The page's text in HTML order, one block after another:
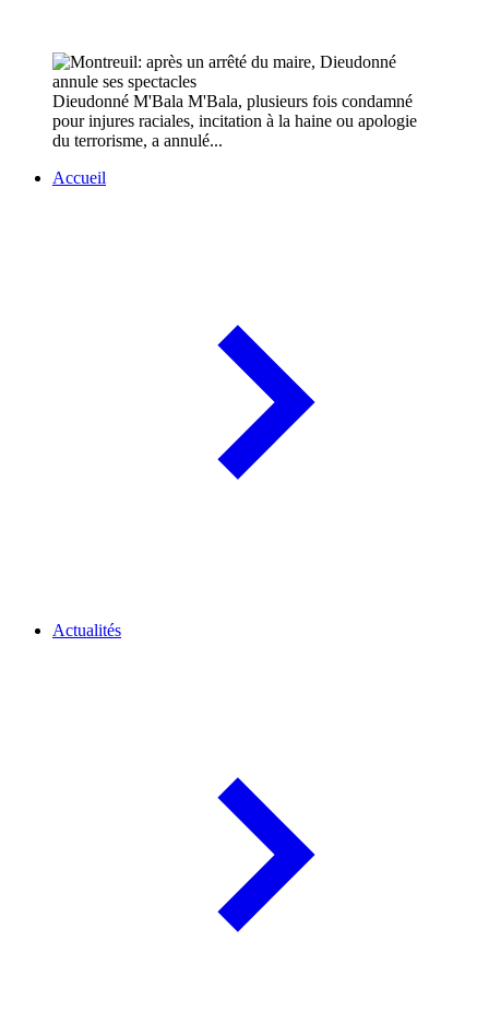
Dieudonné M'Bala M'Bala, plusieurs fois condamné
pour injures raciales, incitation à la haine ou apologie
du terrorisme, a annulé...
Accueil
Actualités